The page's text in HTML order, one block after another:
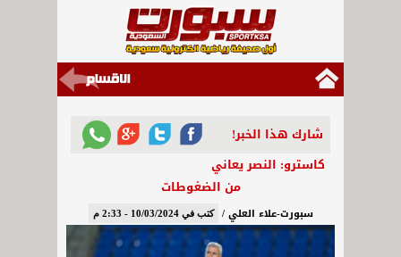
شارك هذا الخبر!
كاسترو: النصر يعاني
من الضغوطات
سبورت-علاء العلي / كتب في 10/03/2024 - 2:33 م